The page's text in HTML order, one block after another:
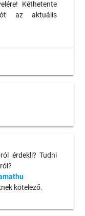
Kéthetente
az aktuális
érdekli? Tudni
kötelező.